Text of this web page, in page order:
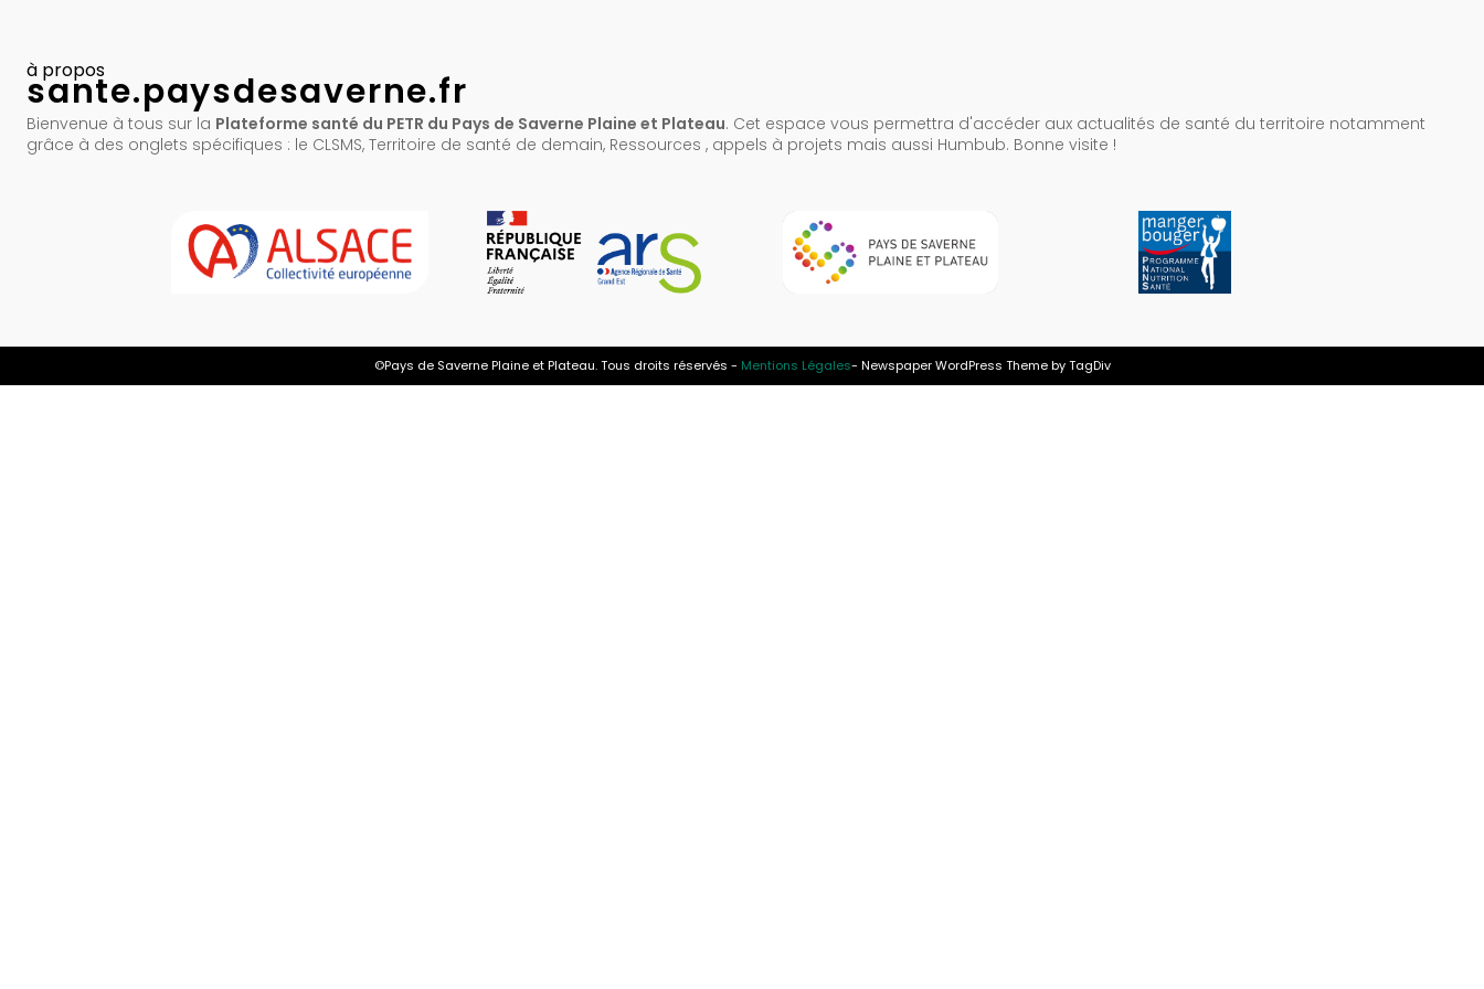
à propos
sante.paysdesaverne.fr
Bienvenue à tous sur la Plateforme santé du PETR du Pays de Saverne Plaine et Plateau. Cet espace vous permettra d'accéder aux actualités de santé du territoire notamment
grâce à des onglets spécifiques : le CLSMS, Territoire de santé de demain, Ressources , appels à projets mais aussi Humbub. Bonne visite !
©Pays de Saverne Plaine et Plateau. Tous droits réservés - Mentions Légales- Newspaper WordPress Theme by TagDiv